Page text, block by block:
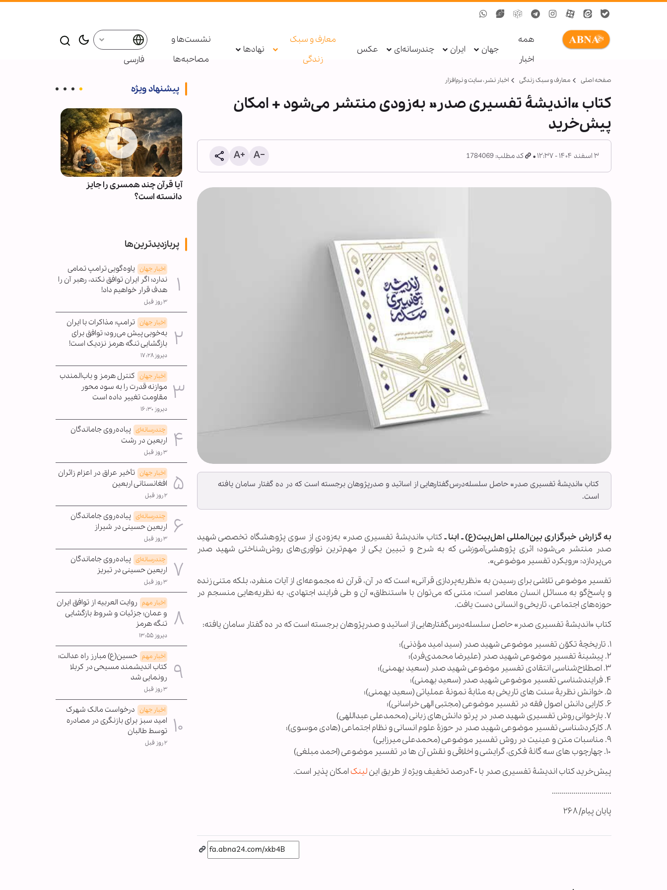
همه
اخبار
جهان ایران چندرسانه‌ای عکس
معارف و سبک
زندگی
نهادها
نشست‌ها و
مصاحبه‌ها
فارسی
صفحه اصلی معارف و سبک زندگی اخبار نشر، سايت و نرم‌افزار
کتاب «اندیشۀ تفسیری صدر» به‌زودی منتشر می‌شود + امکان
پیش‌خرید
۳ اسفند ۱۴۰۴ - ۱۲:۳۷ کد مطلب: 1784069
کتاب «اندیشۀ تفسیری صدر» حاصل سلسله‌درس‌گفتارهایی از اساتید و صدرپژوهان برجسته است که در ده گفتار سامان یافته
است.
به گزارش خبرگزاری بین‌المللی اهل‌بیت(ع) ـ ابنا ـکتاب «اندیشۀ تفسیری صدر» به‌زودی از سوی پژوهشگاه تخصصی شهید
صدر منتشر می‌شود؛ اثری پژوهشی‌آموزشی که به شرح و تبیین یکی از مهم‌ترین نوآوری‌های روش‌شناختی شهید صدر
می‌پردازد: «رویکرد تفسیر موضوعی».
تفسیر موضوعی تلاشی برای رسیدن به «نظریه‌پردازی قرآنی» است که در آن، قرآن نه مجموعه‌ای از آیات منفرد، بلکه متنی زنده
و پاسخ‌گو به مسائل انسان معاصر است؛ متنی که می‌توان با «استنطاق» آن و طی فرایند اجتهادی، به نظریه‌هایی منسجم در
حوزه‌های اجتماعی، تاریخی و انسانی دست یافت.
کتاب «اندیشۀ تفسیری صدر» حاصل سلسله‌درس‌گفتارهایی از اساتید و صدرپژوهان برجسته است که در ده گفتار سامان یافته:
١. تاریخچۀ تکوّن تفسیر موضوعی شهید صدر (سید امید مؤذنی)؛
٢. پیشینۀ تفسیر موضوعی شهید صدر (علیرضا محمدی‌فرد)؛
٣. اصطلاح‌شناسی انتقادی تفسیر موضوعی شهید صدر (سعید بهمنی)؛
۴. فرایندشناسی تفسیر موضوعی شهید صدر (سعید بهمنی)؛
۵. خوانش نظریۀ سنت های تاریخی به مثابۀ نمونۀ عملیاتی (سعید بهمنی)؛
۶. کارایی دانش اصول فقه در تفسیر موضوعی (مجتبی الهی خراسانی)؛
٧. بازخوانی روش تفسیری شهید صدر در پرتو دانش‌های زبانی (محمدعلی عبداللهی)
٨. کارکردشناسی تفسیر موضوعی شهید صدر در حوزۀ علوم انسانی و نظام اجتماعی (هادی موسوی)؛
٩. مناسبات متن و عینیت در روش تفسیر موضوعی (محمدعلی میرزایی)
١٠. چهارچوب های سه گانۀ فکری، گرایشی و اخلاقی و نقش آن ها در تفسیر موضوعی (احمد مبلغی)
پیش‌خرید کتاب اندیشۀ تفسیری صدر با ۴٠درصد تخفیف ویژه از طریق این
لینک امکان پذیر است.
..............................
پایان پیام/ ۲۶۸
پیشنهاد ویژه
مقابله شیطان‌ها با جمهوری
آیا قرآن چند همسری را جایز
دانسته است؟
پربازدیدترین‌ها
اخبار جهان یاوه‌گویی ترامپ تمامی
ندارد؛ اگر ایران توافق نکند، رهبر آن را
هدف قرار خواهیم داد!
۳ روز قبل
اخبار جهان ترامپ: مذاکرات با ایران
به‌خوبی پیش می‌رود؛ توافق برای
بازگشایی تنگه هرمز نزدیک است!
دیروز ۱۷:۲۸
اخبار جهان کنترل هرمز و باب‌المندب
موازنه قدرت را به سود محور
مقاومت تغییر داده است
دیروز ۱۶:۳۰
چندرسانه‌ای پیاده‌روی جاماندگان
اربعین در رشت
۳ روز قبل
اخبار جهان تأخیر عراق در اعزام زائران
افغانستانی اربعین
۲ روز قبل
چندرسانه‌ای پیاده‌روی جاماندگان
اربعین حسینی در شیراز
۳ روز قبل
چندرسانه‌ای پیاده‌روی جاماندگان
اربعین حسینی در تبریز
۳ روز قبل
اخبار مهم روایت العربیه از توافق ایران
و عمان؛ جزئیات و شروط بازگشایی
تنگه هرمز
دیروز ۱۳:۵۵
اخبار مهم حسین(ع) مبارز راه عدالت؛
کتاب اندیشمند مسیحی در کربلا
رونمایی شد
۳ روز قبل
اخبار جهان درخواست مالک شهرک
امید سبز برای بازنگری در مصادره
توسط طالبان
۲ روز قبل